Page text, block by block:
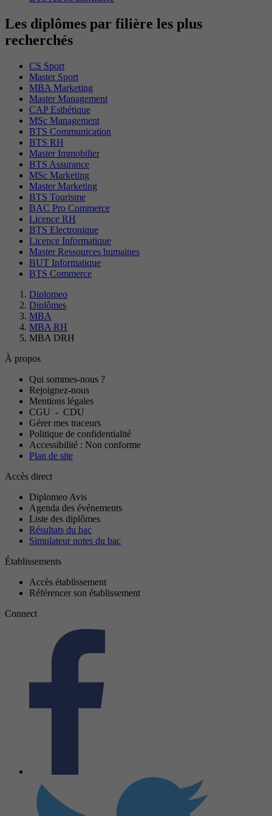
Les diplômes par filière les plus
recherchés
CS Sport
Master Sport
MBA Marketing
Master Management
CAP Esthétique
MSc Management
BTS Communication
BTS RH
Master Immobilier
BTS Assurance
MSc Marketing
Master Marketing
BTS Tourisme
BAC Pro Commerce
Licence RH
BTS Electronique
Licence Informatique
Master Ressources humaines
BUT Informatique
BTS Commerce
Diplomeo
Diplômes
MBA
MBA RH
MBA DRH
À propos
Qui sommes-nous ?
Rejoignez-nous
Mentions légales
CGU - CDU
Gérer mes traceurs
Politique de confidentialité
Accessibilité : Non conforme
Plan de site
Accès direct
Diplomeo Avis
Agenda des événements
Liste des diplômes
Résultats du bac
Simulateur notes du bac
Établissements
Accès établissement
Référencer son établissement
Connect